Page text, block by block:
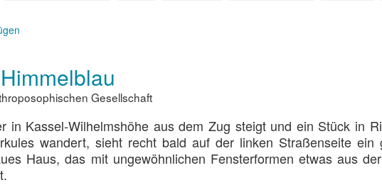
Gesellschaft
in Kassel-Wilhelmshöhe aus dem Zug steigt und ein Stück in
wandert, sieht recht bald auf der linken Straßenseite ein
Haus, das mit ungewöhnlichen Fensterformen etwas aus